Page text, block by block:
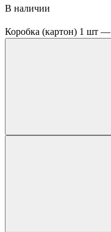
В наличии
Коробка (картон) 1 шт —